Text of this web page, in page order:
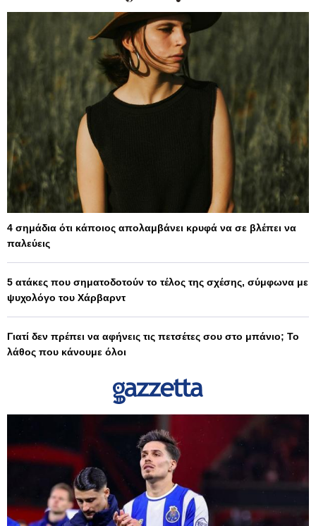
4 σημάδια ότι κάποιος απολαμβάνει κρυφά να σε βλέπει να
παλεύεις
5 ατάκες που σηματοδοτούν το τέλος της σχέσης, σύμφωνα με
ψυχολόγο του Χάρβαρντ
Γιατί δεν πρέπει να αφήνεις τις πετσέτες σου στο μπάνιο; Το
λάθος που κάνουμε όλοι